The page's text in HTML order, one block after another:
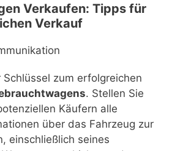
Verkaufen: Tipps für
Verkauf
zum erfolgreichen
. Stellen Sie
Käufern alle
über das Fahrzeug zur
einschließlich seines